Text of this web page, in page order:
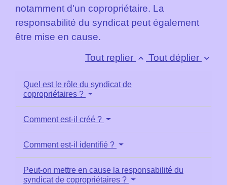
notamment d'un copropriétaire. La
responsabilité du syndicat peut également
être mise en cause.
Tout replier keyboard_arrow_up Tout déplier keyboard_arrow_down
Quel est le rôle du syndicat de
copropriétaires ?
Comment est-il créé ?
Comment est-il identifié ?
Peut-on mettre en cause la responsabilité du
syndicat de copropriétaires ?